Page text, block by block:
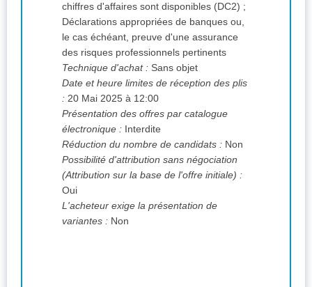
chiffres d'affaires sont disponibles (DC2) ;
Déclarations appropriées de banques ou,
le cas échéant, preuve d'une assurance
des risques professionnels pertinents
Technique d'achat : Sans objet
Date et heure limites de réception des plis
: 20 Mai 2025 à 12:00
Présentation des offres par catalogue
électronique : Interdite
Réduction du nombre de candidats : Non
Possibilité d'attribution sans négociation
(Attribution sur la base de l'offre initiale) :
Oui
L'acheteur exige la présentation de
variantes : Non